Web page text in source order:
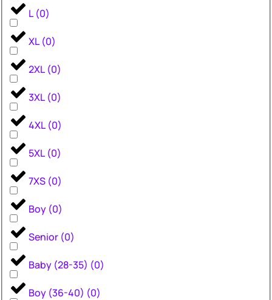
L (0)
XL (0)
2XL (0)
3XL (0)
4XL (0)
5XL (0)
7XS (0)
Boy (0)
Senior (0)
Baby (28-35) (0)
Boy (36-40) (0)